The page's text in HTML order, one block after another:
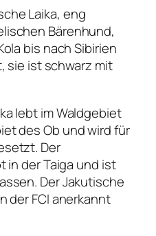
Laika, eng
Bärenhund,
bis nach Sibirien
sie ist schwarz mit
lebt im Waldgebiet
des Ob und wird für
Der
in der Taiga und ist
Der Jakutische
der FCI anerkannt